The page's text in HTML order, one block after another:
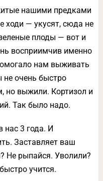
нашими предками
ходи — укусят, сюда не
плоды — вот и
восприимчив именно
нам выживать
очень быстро
но выжили. Кортизол и
Так было надо.
нас 3 года. И
Заставляет ваш
Не рыпайся. Уволили?
учится.